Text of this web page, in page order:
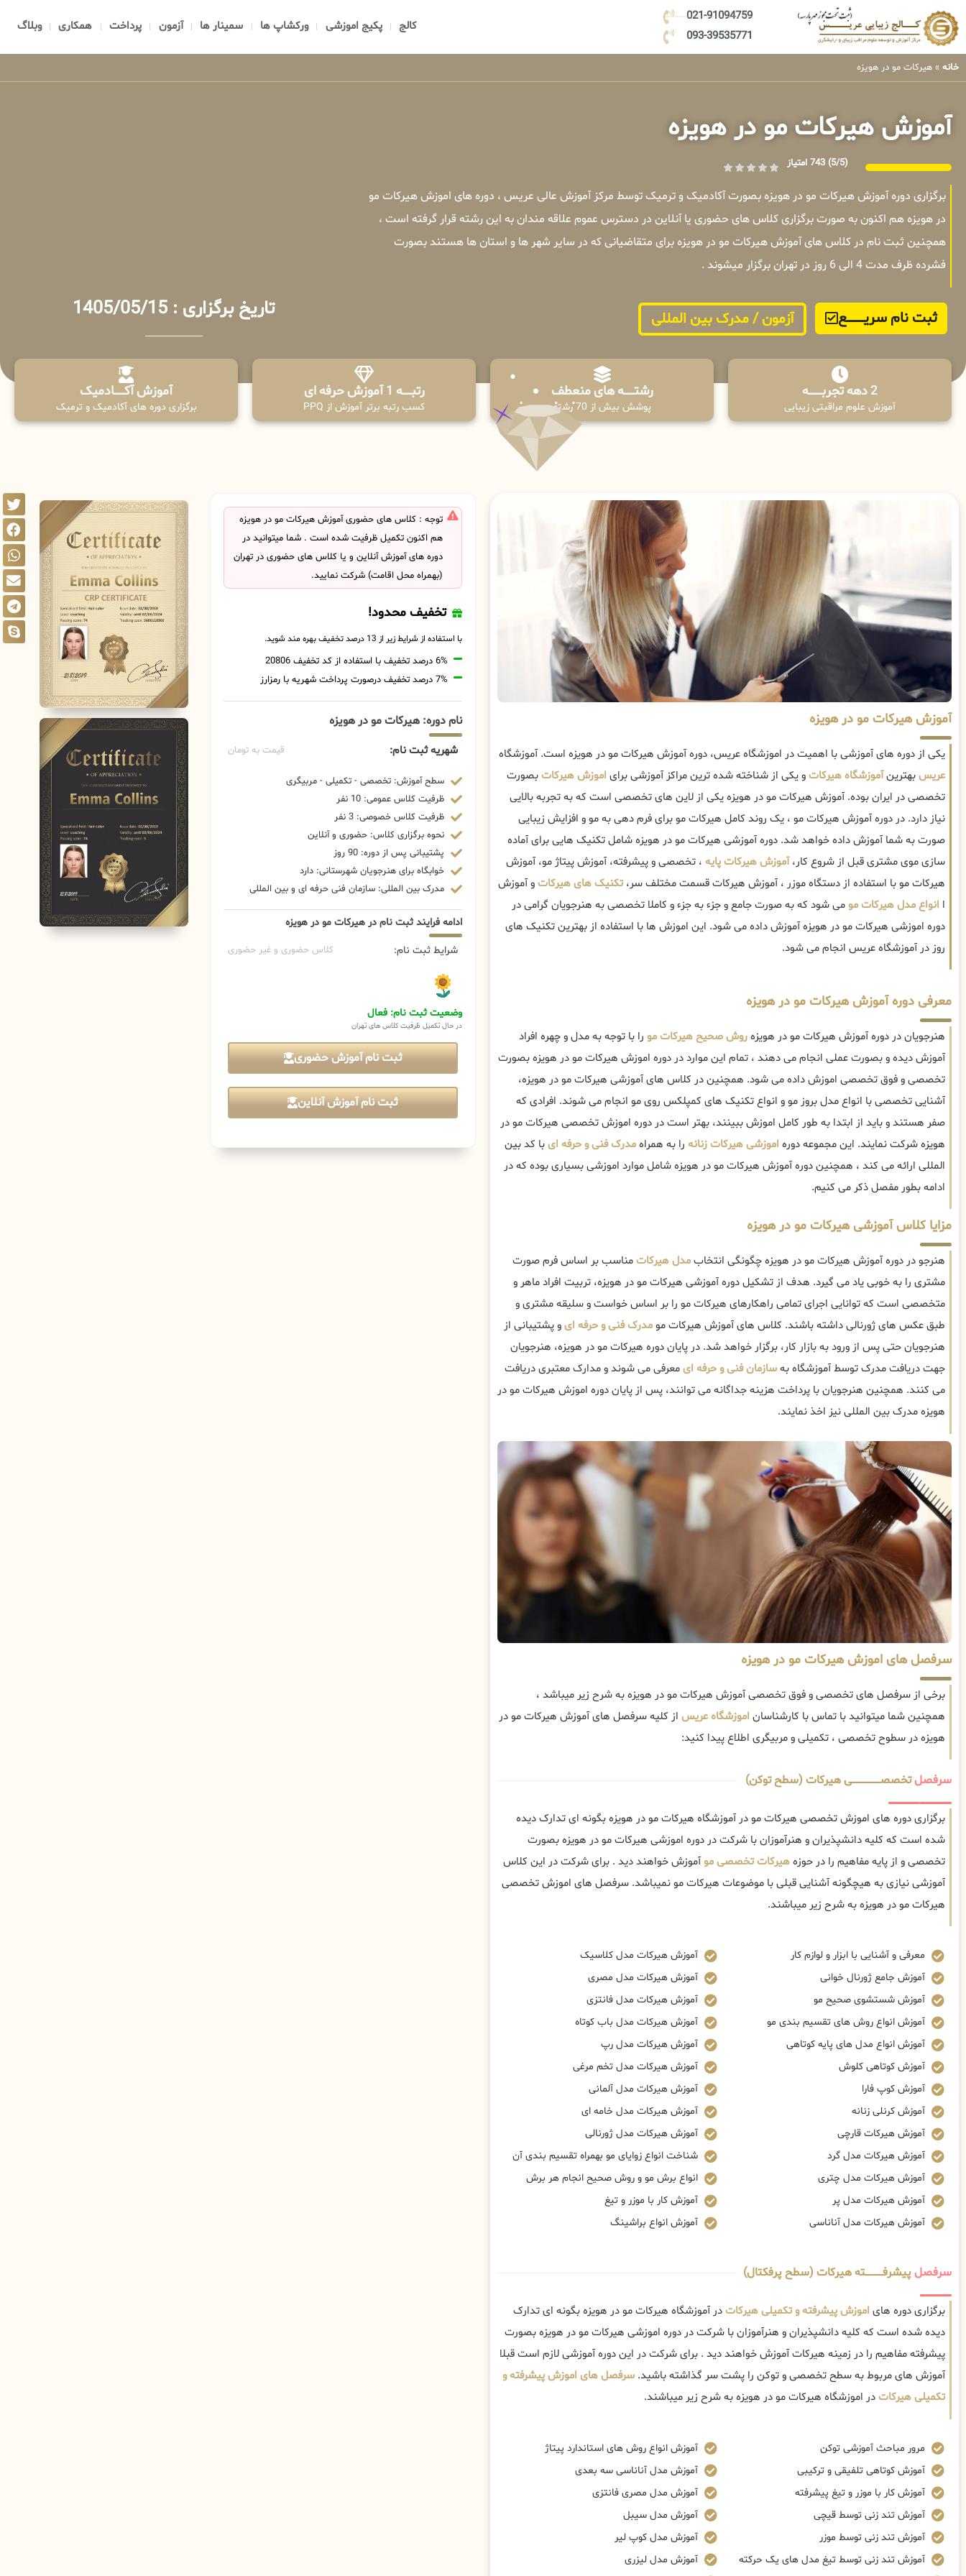
021-91094759
093-39535771
کالج پکیج اموزشی ورکشاپ ها سمینار ها آزمون پرداخت همکاری وبلاگ
خانه » هیرکات مو در هویزه
آموزش هیرکات مو در هویزه
(5/5) 743 امتیاز
برگزاری دوره آموزش هیرکات مو در هویزه بصورت آکادمیک و ترمیک توسط مرکز آموزش عالی عریس ، دوره های اموزش هیرکات مو
در هویزه هم اکنون به صورت برگزاری کلاس های حضوری یا آنلاین در دسترس عموم علاقه مندان به این رشته قرار گرفته است ،
همچنین ثبت نام در کلاس های آموزش هیرکات مو در هویزه برای متقاضیانی که در سایر شهر ها و استان ها هستند بصورت
فشرده ظرف مدت 4 الی 6 روز در تهران برگزار میشوند .
ثبت نام سریــــــــــــع آزمون / مدرک بین المللی تاریخ برگزاری : 1405/05/15
2 دهه تجربـــــــــه
آموزش علوم مراقبتی زیبایی
رشتـــــــه های منعطف
پوشش بیش از 70 رشته
رتبــــــه 1 آموزش حرفه ای
کسب رتبه برتر آموزش از PPQ
آموزش آکـــــــادمیک
برگزاری دوره های آکادمیک و ترمیک
آموزش هیرکات مو در هویزه
یکی از دوره های آموزشی با اهمیت در اموزشگاه عریس، دوره آموزش هیرکات مو در هویزه است. آموزشگاه
عریسبهترینآموزشگاه هیرکاتو یکی از شناخته شده ترین مراکز آموزشی برای اموزش هیرکاتبصورت
تخصصی در ایران بوده. آموزش هیرکات مو در هویزه یکی از لاین های تخصصی است که به تجربه بالایی
نیاز دارد. در دوره آموزش هیرکات مو ، یک روند کامل هیرکات مو برای فرم دهی به مو و افزایش زیبایی
صورت به شما آموزش داده خواهد شد. دوره آموزشی هیرکات مو در هویزه شامل تکنیک هایی برای آماده
سازی موی مشتری قبل از شروع کار،آموزش هیرکات پایه ، تخصصی و پیشرفته، آموزش پیتاژ مو، آموزش
هیرکات مو با استفاده از دستگاه موزر ، آموزش هیرکات قسمت مختلف سر،تکنیک های هیرکاتو آموزش
ا انواع مدل هیرکات مومی شود که به صورت جامع و جزء به جزء و کاملا تخصصی به هنرجویان گرامی در
دوره اموزشی هیرکات مو در هویزه آموزش داده می شود. این اموزش ها با استفاده از بهترین تکنیک های
روز در آموزشگاه عریس انجام می شود.
معرفی دوره آموزش هیرکات مو در هویزه
هنرجویان در دوره آموزش هیرکات مو در هویزهروش صحیح هیرکات مو را با توجه به مدل و چهره افراد
آموزش دیده و بصورت عملی انجام می دهند ، تمام این موارد در دوره اموزش هیرکات مو در هویزه بصورت
تخصصی و فوق تخصصی اموزش داده می شود. همچنین در کلاس های آموزشی هیرکات مو در هویزه،
آشنایی تخصصی با انواع مدل بروز مو و انواع تکنیک های کمپلکس روی مو انجام می شوند. افرادی که
صفر هستند و باید از ابتدا به طور کامل اموزش ببینند، بهتر است در دوره اموزش تخصصی هیرکات مو در
هویزه شرکت نمایند. این مجموعه دوره اموزشی هیرکات زنانه را به همراهمدرک فنی و حرفه ایبا کد بین
المللی ارائه می کند ، همچنین دوره آموزش هیرکات مو در هویزه شامل موارد اموزشی بسیاری بوده که در
ادامه بطور مفصل ذکر می کنیم.
مزایا کلاس آموزشی هیرکات مو در هویزه
هنرجو در دوره آموزش هیرکات مو در هویزه چگونگی انتخابمدل هیرکاتمناسب بر اساس فرم صورت
مشتری را به خوبی یاد می گیرد. هدف از تشکیل دوره آموزشی هیرکات مو در هویزه، تربیت افراد ماهر و
متخصصی است که توانایی اجرای تمامی راهکارهای هیرکات مو را بر اساس خواست و سلیقه مشتری و
طبق عکس های ژورنالی داشته باشند. کلاس های آموزش هیرکات مومدرک فنی و حرفه ایو پشتیبانی از
هنرجویان حتی پس از ورود به بازار کار، برگزار خواهد شد. در پایان دوره هیرکات مو در هویزه، هنرجویان
جهت دریافت مدرک توسط آموزشگاه بهسازمان فنی و حرفه ایمعرفی می شوند و مدارک معتبری دریافت
می کنند. همچنین هنرجویان با پرداخت هزینه جداگانه می توانند، پس از پایان دوره اموزش هیرکات مو در
هویزه مدرک بین المللی نیز اخذ نمایند.
سرفصل های اموزش هیرکات مو در هویزه
برخی از سرفصل های تخصصی و فوق تخصصی آموزش هیرکات مو در هویزه به شرح زیر میباشد ،
همچنین شما میتوانید با تماس با کارشناسان اموزشگاه عریس از کلیه سرفصل های آموزش هیرکات مو در
هویزه در سطوح تخصصی ، تکمیلی و مربیگری اطلاع پیدا کنید:
سرفصلتخصصــــــــــــــــــــی هیرکات (سطح توکن)
برگزاری دوره های اموزش تخصصی هیرکات مو در آموزشگاه هیرکات مو در هویزه بگونه ای تدارک دیده
شده است که کلیه دانشپذیران و هنرآموزان با شرکت در دوره اموزشی هیرکات مو در هویزه بصورت
تخصصی و از پایه مفاهیم را در حوزههیرکات تخصصی موآموزش خواهند دید . برای شرکت در این کلاس
آموزشی نیازی به هیچگونه آشنایی قبلی با موضوعات هیرکات مو نمیباشد. سرفصل های اموزش تخصصی
هیرکات مو در هویزه به شرح زیر میباشند.
معرفی و آشنایی با ابزار و لوازم کار
آموزش جامع ژورنال خوانی
آموزش شستشوی صحیح مو
آموزش انواع روش های تقسیم بندی مو
آموزش انواع مدل های پایه کوتاهی
آموزش کوتاهی کلوش
آموزش کوپ فارا
آموزش کرنلی زنانه
آموزش هیرکات قارچی
آموزش هیرکات مدل گرد
آموزش هیرکات مدل چتری
آموزش هیرکات مدل پر
آموزش هیرکات مدل آناناسی
آموزش هیرکات مدل کلاسیک
آموزش هیرکات مدل مصری
آموزش هیرکات مدل فانتزی
آموزش هیرکات مدل باب کوتاه
آموزش هیرکات مدل رپ
آموزش هیرکات مدل تخم مرغی
آموزش هیرکات مدل آلمانی
آموزش هیرکات مدل خامه ای
آموزش هیرکات مدل ژورنالی
شناخت انواع زوایای مو بهمراه تقسیم بندی آن
انواع برش مو و روش صحیح انجام هر برش
آموزش کار با موزر و تیغ
آموزش انواع براشینگ
سرفصلپیشرفــــــــــــته هیرکات (سطح پرفکتال)
برگزاری دوره های اموزش پیشرفته و تکمیلی هیرکاتدر آموزشگاه هیرکات مو در هویزه بگونه ای تدارک
دیده شده است که کلیه دانشپذیران و هنرآموزان با شرکت در دوره اموزشی هیرکات مو در هویزه بصورت
پیشرفته مفاهیم را در زمینه هیرکات آموزش خواهند دید . برای شرکت در این دوره آموزشی لازم است قبلا
آموزش های مربوط به سطح تخصصی و توکن را پشت سر گذاشته باشید. سرفصل های اموزش پیشرفته و
تکمیلی هیرکاتدر اموزشگاه هیرکات مو در هویزه به شرح زیر میباشند.
مرور مباحث آموزشی توکن
آموزش کوتاهی تلفیقی و ترکیبی
آموزش کار با موزر و تیغ پیشرفته
آموزش تند زنی توسط قیچی
آموزش تند زنی توسط موزر
آموزش تند زنی توسط تیغ مدل های یک حرکته
آموزش انواع روش های استاندارد پیتاژ
آموزش مدل آناناسی سه بعدی
آموزش مدل مصری فانتزی
آموزش مدل سیبل
آموزش مدل کوپ لیر
آموزش مدل لیزری
توجه : کلاس های حضوری آموزش هیرکات مو در هویزه
هم اکنون تکمیل ظرفیت شده است . شما میتوانید در
دوره های آموزش آنلاین و یا کلاس های حضوری در تهران
(بهمراه محل اقامت) شرکت نمایید.
تخفیف محدود!
با استفاده از شرایط زیر از 13 درصد تخفیف بهره مند شوید.
6% درصد تخفیف با استفاده از کد تخفیف 20806
7% درصد تخفیف درصورت پرداخت شهریه با رمزارز
نام دوره: هیرکات مو در هویزه
شهریه ثبت نام: قیمت به تومان
سطح آموزش: تخصصی - تکمیلی - مربیگری
ظرفیت کلاس عمومی: 10 نفر
ظرفیت کلاس خصوصی: 3 نفر
نحوه برگزاری کلاس: حضوری و آنلاین
پشتیبانی پس از دوره: 90 روز
خوابگاه برای هنرجویان شهرستانی: دارد
مدرک بین المللی: سازمان فنی حرفه ای و بین المللی
ادامه فرایند ثبت نام در هیرکات مو در هویزه
شرایط ثبت نام: کلاس حضوری و غیر حضوری
وضعیت ثبت نام: فعال
در حال تکمیل ظرفیت کلاس های تهران
ثبت نام آموزش حضوری
ثبت نام آموزش آنلاین